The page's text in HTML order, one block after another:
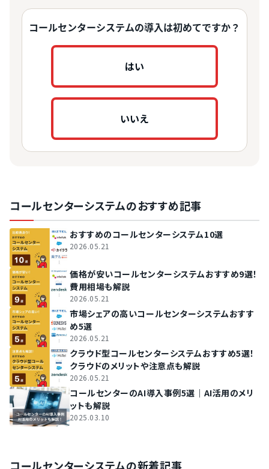
コールセンターシステムの導入は初めてですか？
はい
いいえ
コールセンターシステムのおすすめ記事
おすすめのコールセンターシステム10選
2026.05.21
価格が安いコールセンターシステムおすすめ9選！
費用相場も解説
2026.05.21
市場シェアの高いコールセンターシステムおすす
め5選
2026.05.21
クラウド型コールセンターシステムおすすめ5選！
クラウドのメリットや注意点も解説
2026.05.21
コールセンターのAI導入事例5選｜AI活用のメリ
ットも解説
2025.03.10
コールセンターシステムの新着記事